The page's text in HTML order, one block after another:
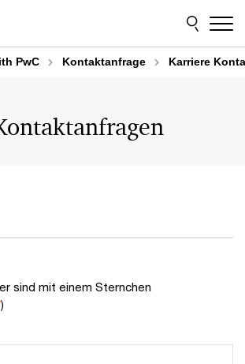
PwC Kontaktanfrage Karriere
sind mit einem Sternchen
)